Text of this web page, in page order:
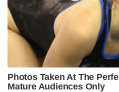
Photos Taken At The
Mature Audiences Only